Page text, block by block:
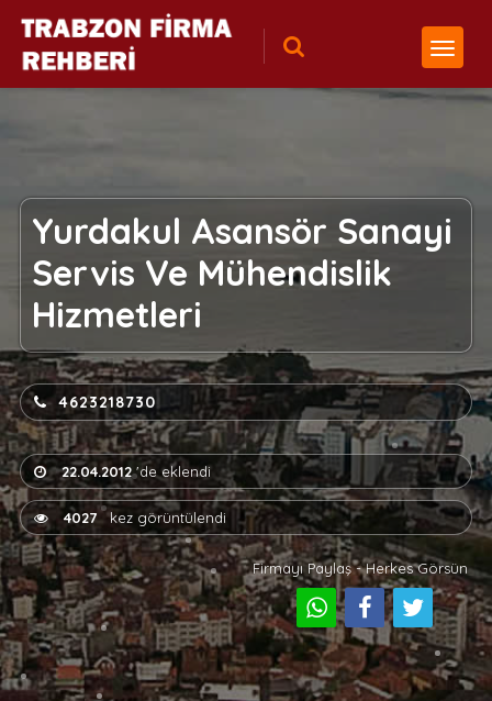
Yurdakul Asansör Sanayi
Servis Ve Mühendislik
Hizmetleri
4623218730
22.04.2012'de eklendi
4027kez görüntülendi
Firmayı Paylaş - Herkes Görsün